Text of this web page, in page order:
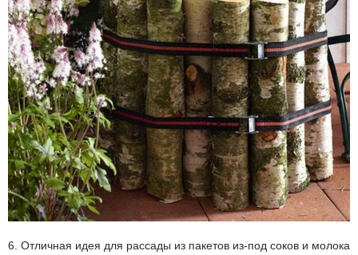
6. Отличная идея для рассады из пакетов из-под соков и молока